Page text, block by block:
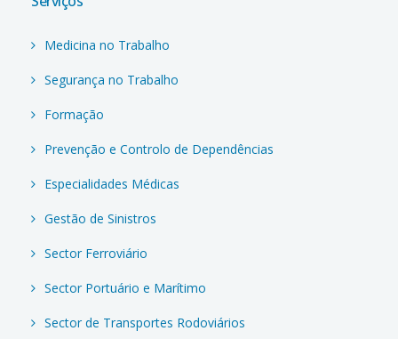
Medicina no Trabalho
Segurança no Trabalho
Formação
Prevenção e Controlo de Dependências
Especialidades Médicas
Gestão de Sinistros
Sector Ferroviário
Sector Portuário e Marítimo
Sector de Transportes Rodoviários